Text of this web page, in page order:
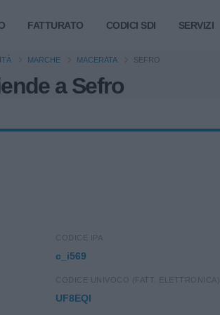
FATTURATO CODICI SDI SERVIZI
a Sefro
MARCHE MACERATA SEFRO
CODICE IPA
c_i569
CODICE UNIVOCO (FATT. ELETTRONICA)
UF8EQI